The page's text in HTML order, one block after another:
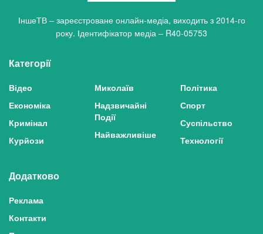
ІншеТВ – зареєстроване онлайн-медіа, виходить з 2014-го
року. Ідентифікатор медіа – R40-05753
Категорії
Відео
Економіка
Кримінал
Курйози
Миколаїв
Надзвичайні
Події
Найважливіше
Політика
Спорт
Суспільство
Технології
Додатково
Реклама
Контакти